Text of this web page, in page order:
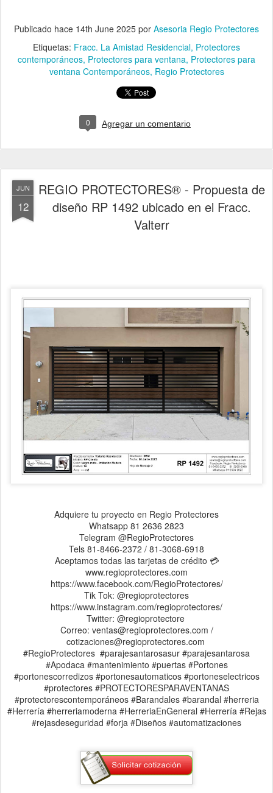
Publicado hace 14th June 2025 por Asesoria Regio Protectores
Etiquetas: Fracc. La Amistad Residencial Protectores
contemporáneos Protectores para ventana Protectores para
ventana Contemporáneos Regio Protectores
0 Agregar un comentario
JUN
12
REGIO PROTECTORES® - Propuesta de
diseño RP 1492 ubicado en el Fracc.
Valterr
Adquiere tu proyecto en Regio Protectores
Whatsapp 81 2636 2823
Telegram @RegioProtectores
Tels 81-8466-2372 / 81-3068-6918
Aceptamos todas las tarjetas de crédito 💳
www.regioprotectores.com
https://www.facebook.com/RegioProtectores/
Tik Tok: @regioprotectores
https://www.instagram.com/regioprotectores/
Twitter: @regioprotectore
Correo: ventas@regioprotectores.com /
cotizaciones@regioprotectores.com
#RegioProtectores #parajesantarosasur #parajesantarosa
#Apodaca #mantenimiento #puertas #Portones
#portonescorredizos #portonesautomaticos #portoneselectricos
#protectores #PROTECTORESPARAVENTANAS
#protectorescontemporáneos #Barandales #barandal #herreria
#Herrería #herreriamoderna #HerreriaEnGeneral #Herrería #Rejas
#rejasdeseguridad #forja #Diseños #automatizaciones